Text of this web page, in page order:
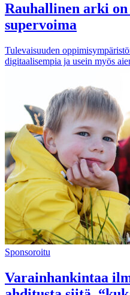
Rauhallinen arki on
supervoima
Tulevaisuuden
digitaalisempia ja usein myös
Sponsoroitu
Varainhankintaa